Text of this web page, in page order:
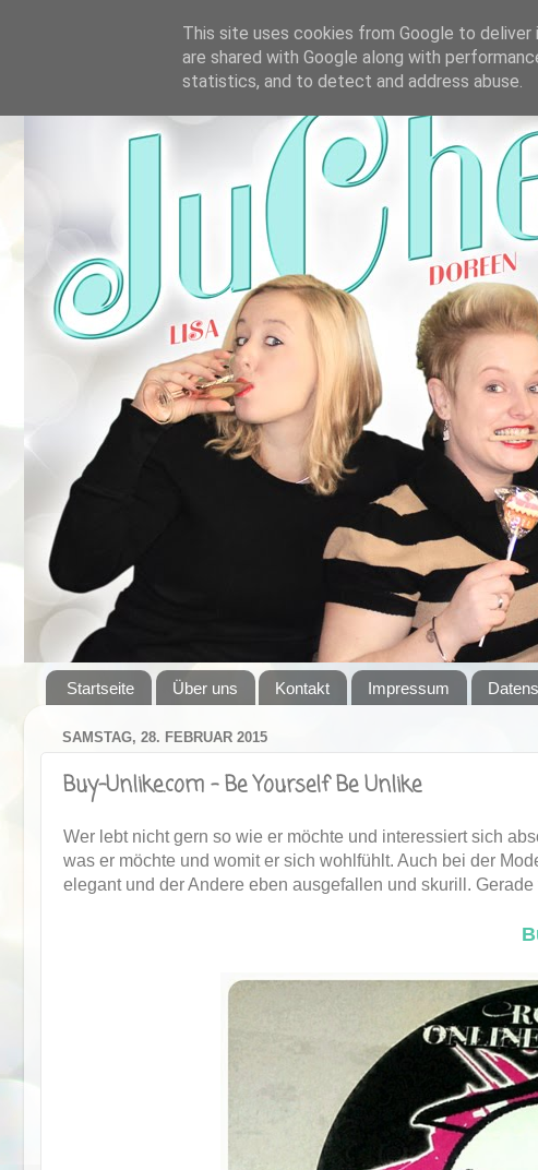
Startseite Über uns Kontakt Impressum
SAMSTAG, 28. FEBRUAR 2015
Buy-Unlike.com - Be Yourself Be Unlike
Wer lebt nicht gern so wie er möchte und interessiert sich
was er möchte und womit er sich wohlfühlt. Auch bei der
elegant und der Andere eben ausgefallen und skurill.
This site uses cookies from Google to
are shared with Google along with
statistics, and to detect and address abuse.